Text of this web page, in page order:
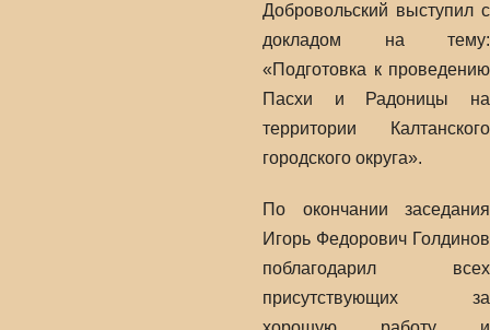
Добровольский выступил с
докладом на тему:
«Подготовка к проведению
Пасхи и Радоницы на
территории Калтанского
городского округа».
По окончании заседания
Игорь Федорович Голдинов
поблагодарил всех
присутствующих за